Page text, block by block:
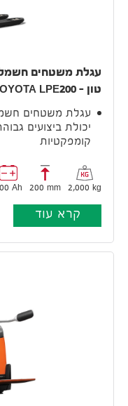
טון – TOYOTA LPE200
יכולת ביצועים
קומפקטיות
2,000 kg
200 mm
Ah
קרא עוד